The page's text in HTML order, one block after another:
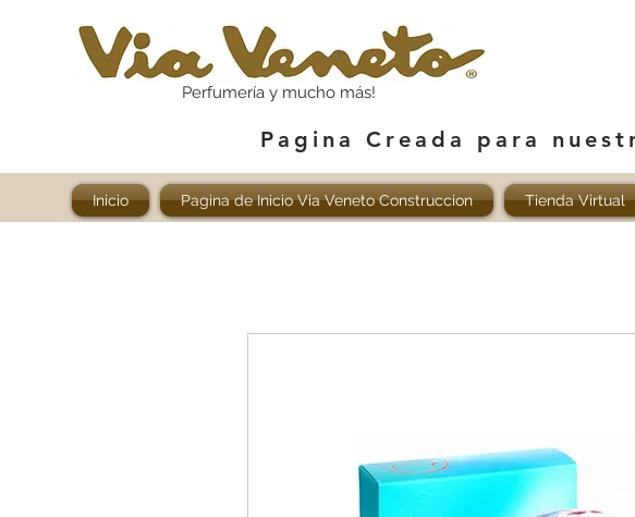
Perfumería y mucho más!
Pagina Creada para
Inicio Pagina de Inicio Via Veneto Construccion Tienda Virtual